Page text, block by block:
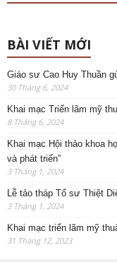
BÀI VIẾT MỚI
Giáo sư Cao Huy Thuần
30 Tháng 6, 2024
Khai mạc Triển lãm mỹ
8 Tháng 6, 2024
Khai mạc Hội thảo khoa
và phát triển”
3 Tháng 1, 2024
Lễ tảo tháp Tổ sư Thiệt
3 Tháng 1, 2024
Khai mạc triển lãm mỹ
31 Tháng 12, 2023